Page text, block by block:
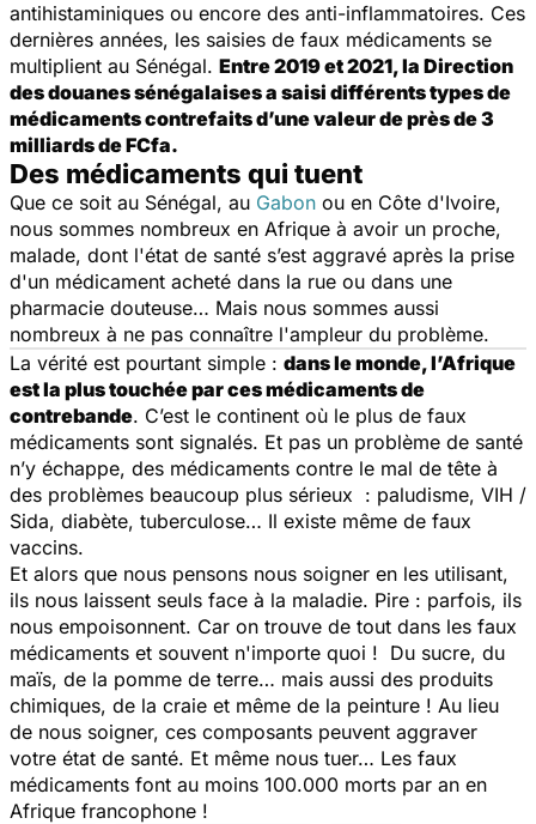
antihistaminiques ou encore des anti-inflammatoires. Ces
dernières années, les saisies de faux médicaments se
multiplient au Sénégal. Entre 2019 et 2021, la Direction
des douanes sénégalaises a saisi différents types de
médicaments contrefaits d’une valeur de près de 3
milliards de FCfa.
Des médicaments qui tuent
Que ce soit au Sénégal, au Gabon ou en Côte d'Ivoire,
nous sommes nombreux en Afrique à avoir un proche,
malade, dont l'état de santé s’est aggravé après la prise
d'un médicament acheté dans la rue ou dans une
pharmacie douteuse… Mais nous sommes aussi
nombreux à ne pas connaître l'ampleur du problème.
La vérité est pourtant simple : dans le monde, l’Afrique
est la plus touchée par ces médicaments de
contrebande. C’est le continent où le plus de faux
médicaments sont signalés. Et pas un problème de santé
n’y échappe, des médicaments contre le mal de tête à
des problèmes beaucoup plus sérieux : paludisme, VIH /
Sida, diabète, tuberculose… Il existe même de faux
vaccins.
Et alors que nous pensons nous soigner en les utilisant,
ils nous laissent seuls face à la maladie. Pire : parfois, ils
nous empoisonnent. Car on trouve de tout dans les faux
médicaments et souvent n'importe quoi ! Du sucre, du
maïs, de la pomme de terre… mais aussi des produits
chimiques, de la craie et même de la peinture ! Au lieu
de nous soigner, ces composants peuvent aggraver
votre état de santé. Et même nous tuer… Les faux
médicaments font au moins 100.000 morts par an en
Afrique francophone !